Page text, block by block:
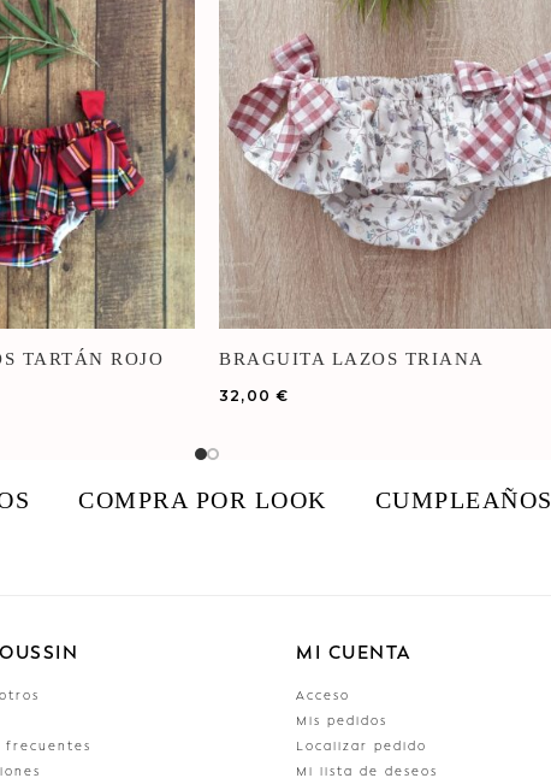
TARTÁN ROJO BRAGUITA LAZOS TRIANA
32,00€
COMPRA POR LOOK CUMPLEAÑOS
frecuentes
MI CUENTA
Acceso
Mis pedidos
Localizar pedido
Mi lista de deseos